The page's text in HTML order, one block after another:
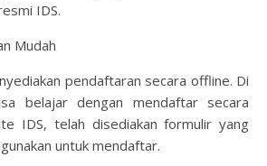
IDS.
Mudah
pendaftaran secara offline. Di
belajar dengan mendaftar secara
IDS, telah disediakan formulir yang
untuk mendaftar.